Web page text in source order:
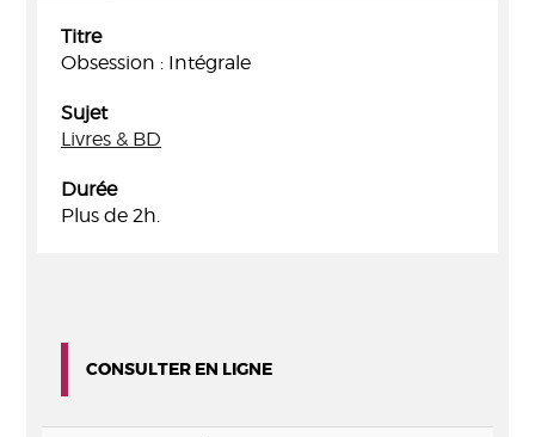
Titre
Obsession : Intégrale
Sujet
Livres & BD
Durée
Plus de 2h.
CONSULTER EN LIGNE